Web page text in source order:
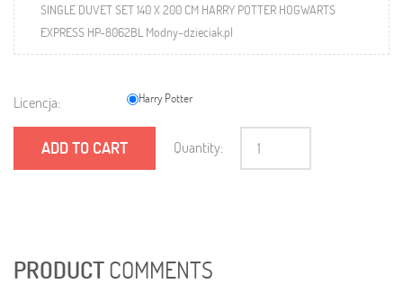
SINGLE DUVET SET 140 X 200 CM HARRY POTTER HOGWARTS
EXPRESS HP-8062BL Modny-dzieciak.pl
Licencja: Harry Potter
ADD TO CART Quantity:
PRODUCTCOMMENTS